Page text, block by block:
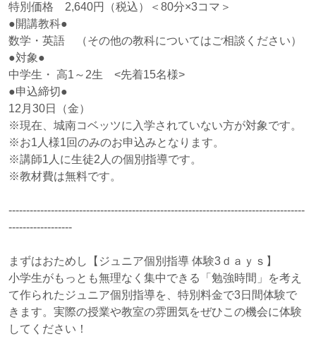
特別価格 2,640円（税込）＜80分×3コマ＞
●開講教科●
数学・英語 （その他の教科についてはご相談ください）
●対象●
中学生・ 高1～2生 <先着15名様>
●申込締切●
12月30日（金）
※現在、城南コベッツに入学されていない方が対象です。
※お1人様1回のみのお申込みとなります。
※講師1人に生徒2人の個別指導です。
※教材費は無料です。
------------------------------------------------------------------------------------
------------------
まずはおためし【ジュニア個別指導 体験3ｄａｙｓ】
小学生がもっとも無理なく集中できる「勉強時間」を考え
て作られたジュニア個別指導を、特別料金で3日間体験で
きます。実際の授業や教室の雰囲気をぜひこの機会に体験
してください！